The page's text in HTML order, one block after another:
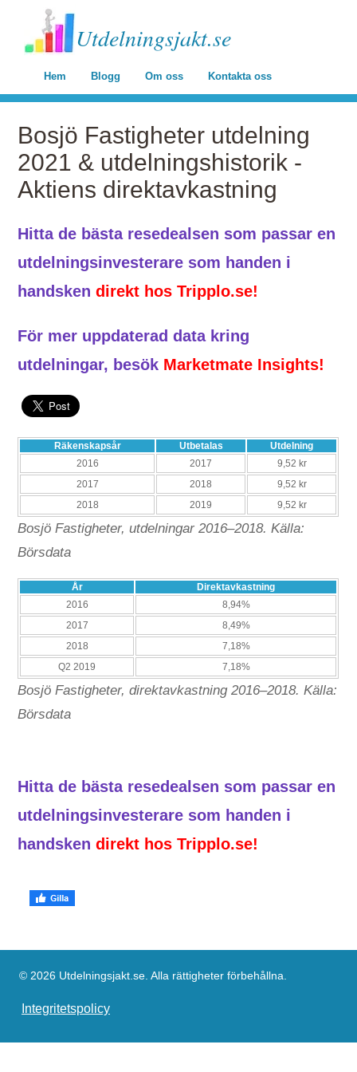
Utdelningsjakt.se
Hem Blogg Om oss Kontakta oss
Bosjö Fastigheter utdelning
2021 & utdelningshistorik -
Aktiens direktavkastning
Hitta de bästa resedealsen som passar en
utdelningsinvesterare som handen i
handskendirekt hos Tripplo.se!
För mer uppdaterad data kring
utdelningar, besök Marketmate Insights!
Räkenskapsår Utbetalas
Utdelning
2016
2017
9,52 kr
2017
2018
9,52 kr
2018
2019 9,52 kr
Bosjö Fastigheter, utdelningar 2016–2018. Källa:
Börsdata
År
Direktavkastning
2016
8,94%
2017
8,49%
2018
7,18%
Q2 2019
7,18%
Bosjö Fastigheter, direktavkastning 2016–2018. Källa:
Börsdata
Hitta de bästa resedealsen som passar en
utdelningsinvesterare som handen i
handskendirekt hos Tripplo.se!
© 2026 Utdelningsjakt.se. Alla rättigheter förbehållna.
Integritetspolicy